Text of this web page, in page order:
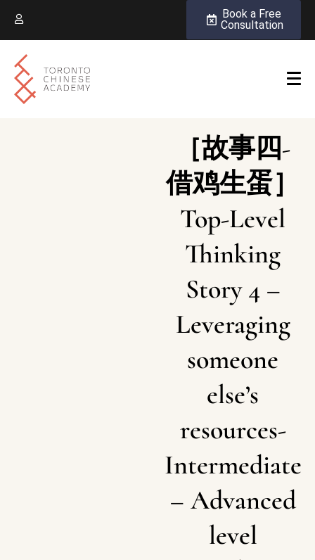
Book a Free
Consultation
［故事四-
借鸡生蛋］
Top-Level
Thinking
Story 4 –
Leveraging
someone
else’s
resources-
Intermediate
– Advanced
level